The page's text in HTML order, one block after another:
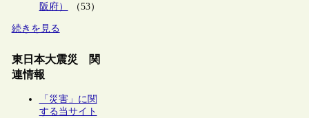
阪府）
（53）
続きを見る
東日本大震災 関
連情報
「災害」に関
する当サイト